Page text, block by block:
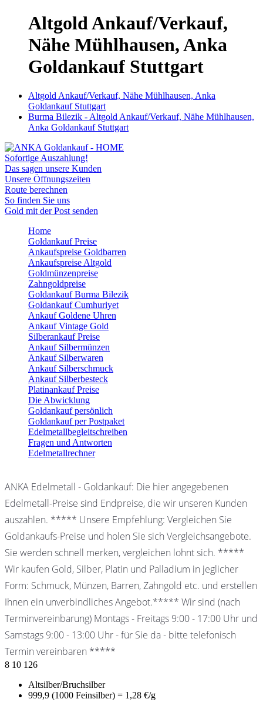
Altgold Ankauf/Verkauf,
Nähe Mühlhausen, Anka
Goldankauf Stuttgart
Altgold Ankauf/Verkauf, Nähe Mühlhausen, Anka
Goldankauf Stuttgart
Burma Bilezik - Altgold Ankauf/Verkauf, Nähe Mühlhausen,
Anka Goldankauf Stuttgart
Sofortige Auszahlung!
Das sagen unsere Kunden
Unsere Öffnungszeiten
Route berechnen
So finden Sie uns
Gold mit der Post senden
Home
Goldankauf Preise
Ankaufspreise Goldbarren
Ankaufspreise Altgold
Goldmünzenpreise
Zahngoldpreise
Goldankauf Burma Bilezik
Goldankauf Cumhuriyet
Ankauf Goldene Uhren
Ankauf Vintage Gold
Silberankauf Preise
Ankauf Silbermünzen
Ankauf Silberwaren
Ankauf Silberschmuck
Ankauf Silberbesteck
Platinankauf Preise
Die Abwicklung
Goldankauf persönlich
Goldankauf per Postpaket
Edelmetallbegleitschreiben
Fragen und Antworten
Edelmetallrechner
ANKA Edelmetall - Goldankauf: Die hier angegebenen
Edelmetall-Preise sind Endpreise, die wir unseren Kunden
auszahlen. ***** Unsere Empfehlung: Vergleichen Sie
Goldankaufs-Preise und holen Sie sich Vergleichsangebote.
Sie werden schnell merken, vergleichen lohnt sich. *****
Wir kaufen Gold, Silber, Platin und Palladium in jeglicher
Form: Schmuck, Münzen, Barren, Zahngold etc. und erstellen
Ihnen ein unverbindliches Angebot.***** Wir sind (nach
Terminvereinbarung) Montags - Freitags 9:00 - 17:00 Uhr und
Samstags 9:00 - 13:00 Uhr - für Sie da - bitte telefonisch
Termin vereinbaren *****
8 10 126
Altsilber/Bruchsilber
999,9 (1000 Feinsilber) = 1,28 €/g